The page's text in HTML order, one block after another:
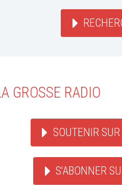
GROSSE RADIO
SOUTENIR
S'ABONNER